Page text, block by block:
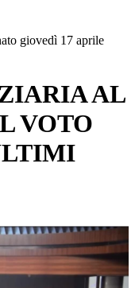
giovedì 17 aprile
AL
VOTO